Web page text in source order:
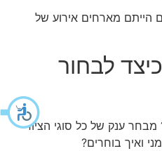
הייתם מארחים אירוע של
לבחור
ענק של כל סוגי הציוד
ואיך בוחרים?